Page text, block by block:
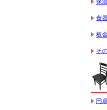
食
板
そ
円